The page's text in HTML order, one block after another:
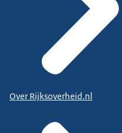
Over Rijksoverheid.nl